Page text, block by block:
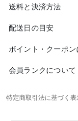
送料と決済方法
配送日の目安
ポイント・クーポン
会員ランクについて
特定商取引法に基づく